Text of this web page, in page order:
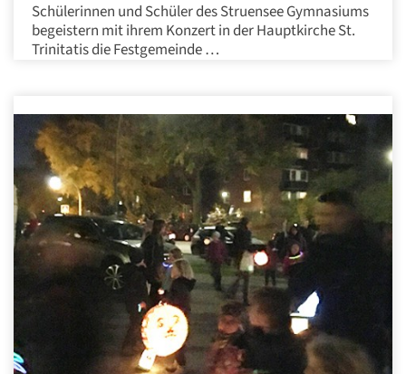
Schülerinnen und Schüler des Struensee Gymnasiums
begeistern mit ihrem Konzert in der Hauptkirche St.
Trinitatis die Festgemeinde …